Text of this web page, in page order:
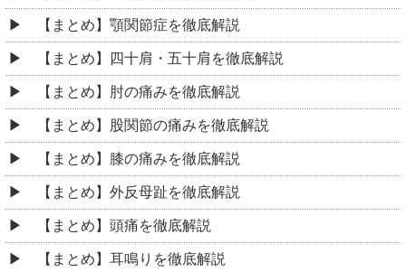
【まとめ】顎関節症を徹底解説
【まとめ】四十肩・五十肩を徹底解説
【まとめ】肘の痛みを徹底解説
【まとめ】股関節の痛みを徹底解説
【まとめ】膝の痛みを徹底解説
【まとめ】外反母趾を徹底解説
【まとめ】頭痛を徹底解説
【まとめ】耳鳴りを徹底解説